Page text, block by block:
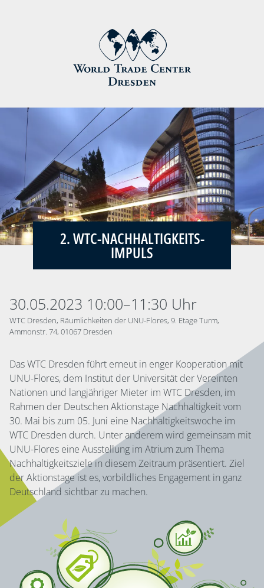
2. WTC-NACHHALTIGKEITS-
IMPULS
30.05.2023 10:00–11:30 Uhr
WTC Dresden, Räumlichkeiten der UNU-Flores, 9. Etage Turm,
Ammonstr. 74, 01067 Dresden
Das WTC Dresden führt erneut in enger Kooperation mit
UNU-Flores, dem Institut der Universität der Vereinten
Nationen und langjähriger Mieter im WTC Dresden, im
Rahmen der Deutschen Aktionstage Nachhaltigkeit vom
30. Mai bis zum 05. Juni eine Nachhaltigkeitswoche im
WTC Dresden durch. Unter anderem wird gemeinsam mit
UNU-Flores eine Ausstellung im Atrium zum Thema
Nachhaltigkeitsziele in diesem Zeitraum präsentiert. Ziel
der Aktionstage ist es, vorbildliches Engagement in ganz
Deutschland sichtbar zu machen.